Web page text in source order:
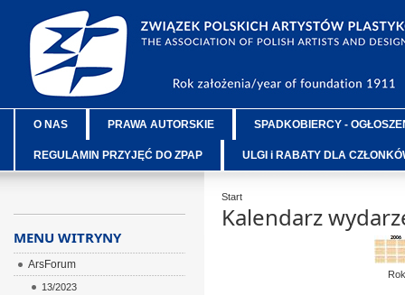
O NAS PRAWA AUTORSKIE SPADKOBIERCY -
REGULAMIN PRZYJĘĆ DO ZPAP ULGI i RABATY DLA
Start
Kalendarz
Rok
MENU WITRYNY
ArsForum
13/2023